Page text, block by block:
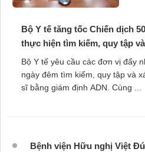
tra,
Bộ Y tế tăng tốc Chiến dịch
thực hiện tìm kiếm, quy tập
cốt liệt sĩ
Bộ Y tế yêu cầu các đơn vị đẩy
ngày đêm tìm kiếm, quy tập và
sĩ bằng giám định ADN. Cùng ...
Bệnh viện Hữu nghị Việt